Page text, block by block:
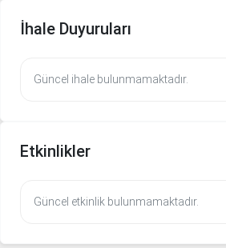
İhale Duyuruları
Güncel ihale bulunmamaktadır.
Etkinlikler
Güncel etkinlik bulunmamaktadır.